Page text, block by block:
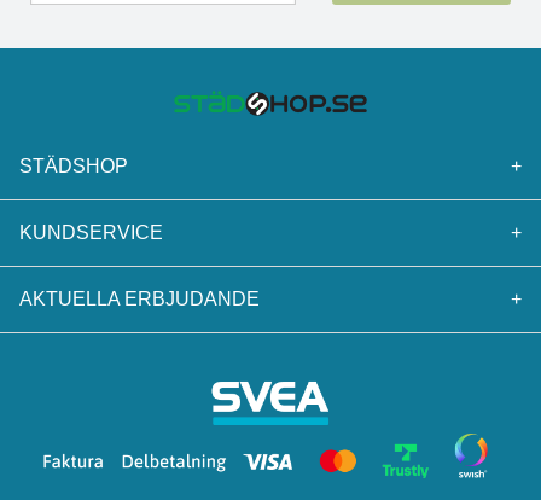
STÄDSHOP +
KUNDSERVICE +
AKTUELLA ERBJUDANDE +